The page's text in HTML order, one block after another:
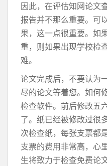
因此，在评估知网论文
报告并不那么重要。可
果，这一点很重要。如
重，则如果出现学校检
难。
论文完成后，不要认为
尽的论文等着您。如何
检查软件。前后修改五
了。纸已经被修改过很
次检查纸，每张支票都
支票的费用非常高，心
生将致力于检查免费论